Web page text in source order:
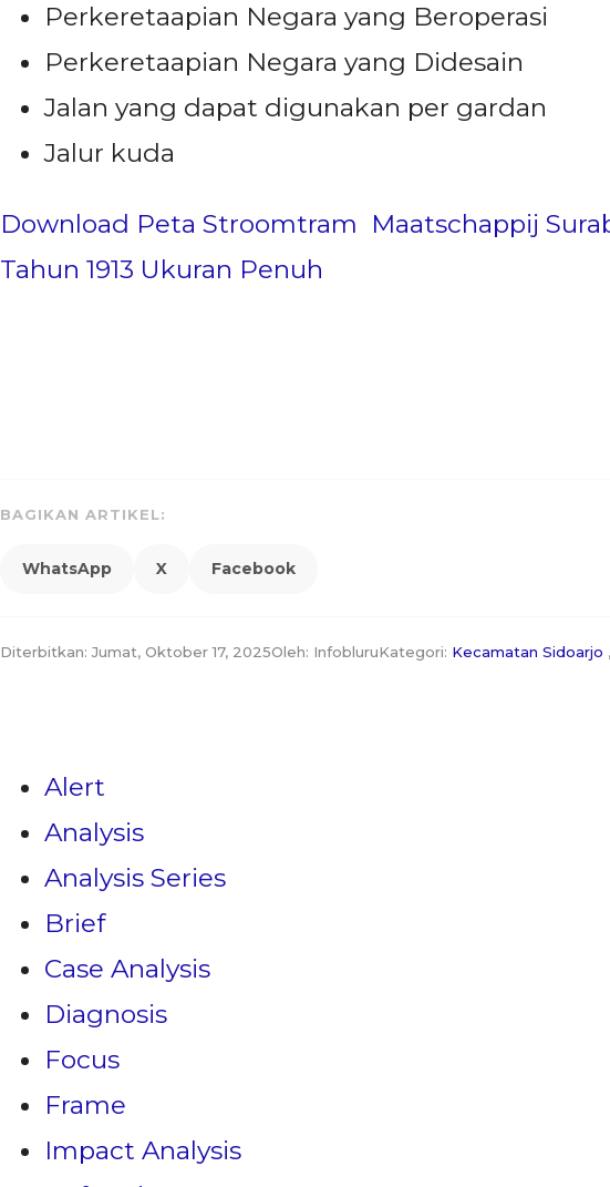
Perkeretaapian Negara yang Beroperasi
Perkeretaapian Negara yang Didesain
Jalan yang dapat digunakan per gardan
Jalur kuda
Download Peta Stroomtram Maatschappij
Tahun 1913 Ukuran Penuh
BAGIKAN ARTIKEL:
WhatsApp X Facebook
Diterbitkan: Jumat, Oktober 17, 2025Oleh: InfobluruKategori: Kecamatan Sidoarjo ,
Alert
Analysis
Analysis Series
Brief
Case Analysis
Diagnosis
Focus
Frame
Impact Analysis